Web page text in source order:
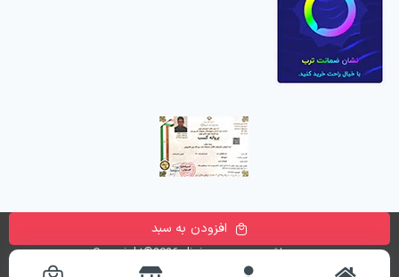
تمامی حقوق این وب سایت متعلق به فروشگاه اینترنتی دیجی پارسه
می باشد. Copyright©2026 digiparse.com
افزودن به سبد